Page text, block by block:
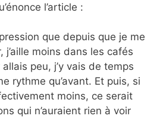
l’article :
que depuis que je me
j’aille moins dans les cafés
allais peu, j’y vais de temps
rythme qu’avant. Et puis, si
moins, ce serait
qui n’auraient rien à voir